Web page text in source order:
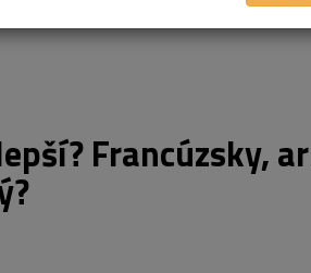
Francúzsky,